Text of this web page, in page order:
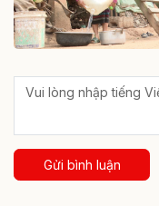
Gửi bình luận